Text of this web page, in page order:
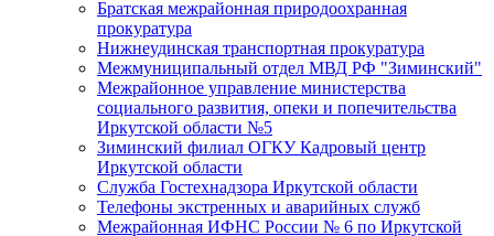
Братская межрайонная природоохранная
прокуратура
Нижнеудинская транспортная прокуратура
Межмуниципальный отдел МВД РФ "Зиминский"
Межрайонное управление министерства
социального развития, опеки и попечительства
Иркутской области №5
Зиминский филиал ОГКУ Кадровый центр
Иркутской области
Служба Гостехнадзора Иркутской области
Телефоны экстренных и аварийных служб
Межрайонная ИФНС России № 6 по Иркутской